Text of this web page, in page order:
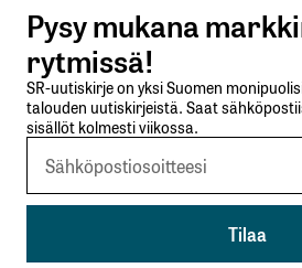
Lähetä kommentti
Pysy mukana
rytmissä!
SR-uutiskirje on yksi Suomen
talouden uutiskirjeistä. Saat
sisällöt kolmesti viikossa.